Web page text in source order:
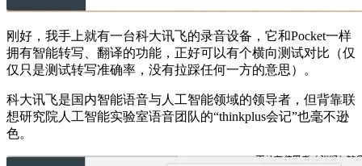
刚好，我手上就有一台科大讯飞的录音设备，它和Pocket一样
拥有智能转写、翻译的功能，正好可以有个横向测试对比（仅
仅只是测试转写准确率，没有拉踩任何一方的意思）。
科大讯飞是国内智能语音与人工智能领域的领导者，但背靠联
想研究院人工智能实验室语音团队的“thinkplus会记”也毫不逊
色。